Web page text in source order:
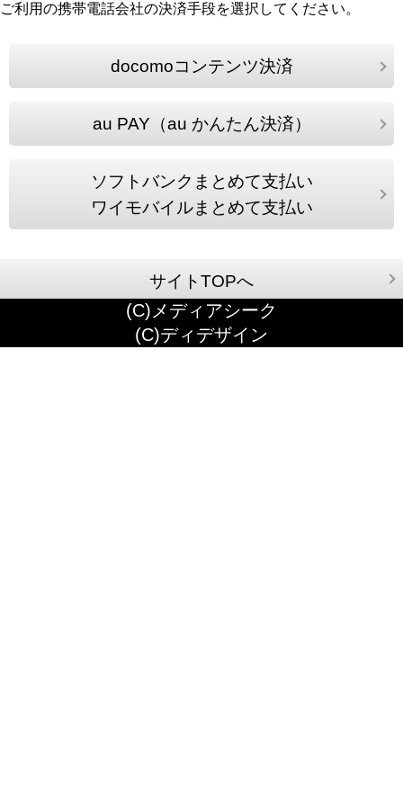
ご利用の携帯電話会社の決済手段を選択してください。
docomoコンテンツ決済
au PAY（au かんたん決済）
ソフトバンクまとめて支払い
ワイモバイルまとめて支払い
サイトTOPへ
(C)メディアシーク
(C)ディデザイン